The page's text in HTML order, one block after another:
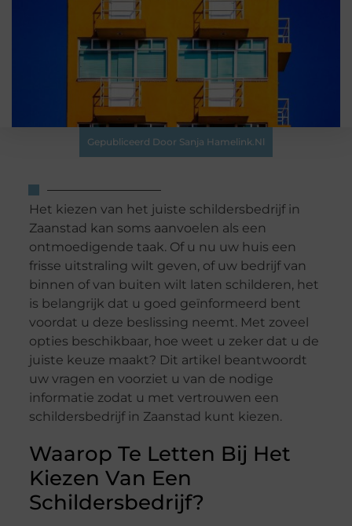
Gepubliceerd Door Sanja Hamelink.nl
Het kiezen van het juiste schildersbedrijf in
Zaanstad kan soms aanvoelen als een
ontmoedigende taak. Of u nu uw huis een
frisse uitstraling wilt geven, of uw bedrijf van
binnen of van buiten wilt laten schilderen, het
is belangrijk dat u goed geïnformeerd bent
voordat u deze beslissing neemt. Met zoveel
opties beschikbaar, hoe weet u zeker dat u de
juiste keuze maakt? Dit artikel beantwoordt
uw vragen en voorziet u van de nodige
informatie zodat u met vertrouwen een
schildersbedrijf in Zaanstad kunt kiezen.
Waarop Te Letten Bij Het
Kiezen Van Een
Schildersbedrijf?